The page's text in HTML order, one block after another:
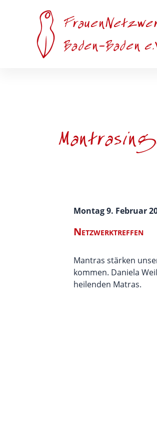
Baden-Baden
Montag 9. Februar
Netzwerktreffen
Mantras stärken
kommen. Daniela
heilenden Matras.